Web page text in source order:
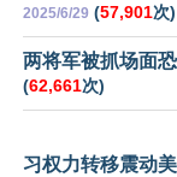
2025/6/29 (57,901次)
两将军被抓场面
(62,661次)
习权力转移震动